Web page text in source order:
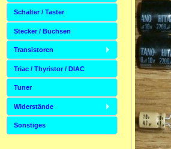
Schalter / Taster
Stecker / Buchsen
Transistoren
Triac / Thyristor / DIAC
Tuner
Widerstände
Sonstiges